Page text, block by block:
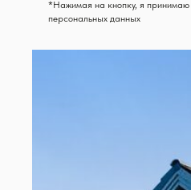
*Нажимая на кнопку, я принимаю
персональных данных